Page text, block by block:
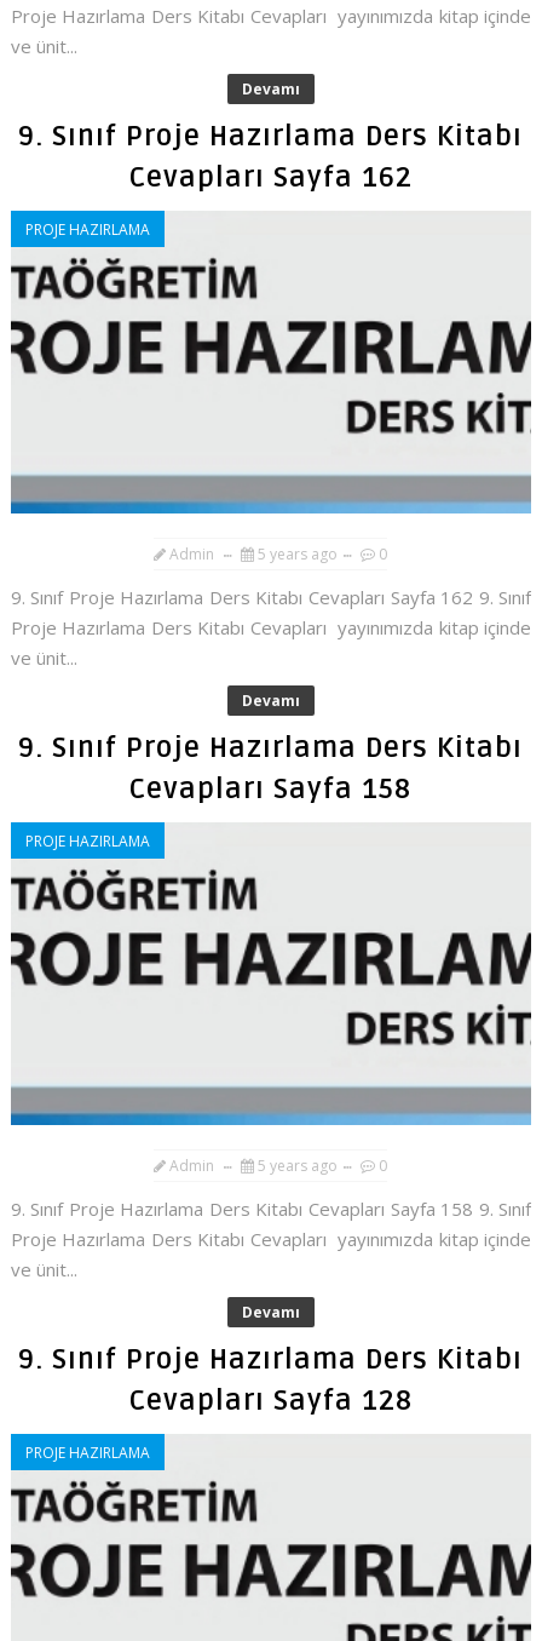
Proje Hazırlama Ders Kitabı Cevapları yayınımızda kitap içinde
ve ünit...
Devamı
9. Sınıf Proje Hazırlama Ders Kitabı
Cevapları Sayfa 162
PROJE HAZIRLAMA
Admin 5 years ago 0
9. Sınıf Proje Hazırlama Ders Kitabı Cevapları Sayfa 162 9. Sınıf
Proje Hazırlama Ders Kitabı Cevapları yayınımızda kitap içinde
ve ünit...
Devamı
9. Sınıf Proje Hazırlama Ders Kitabı
Cevapları Sayfa 158
PROJE HAZIRLAMA
Admin 5 years ago 0
9. Sınıf Proje Hazırlama Ders Kitabı Cevapları Sayfa 158 9. Sınıf
Proje Hazırlama Ders Kitabı Cevapları yayınımızda kitap içinde
ve ünit...
Devamı
9. Sınıf Proje Hazırlama Ders Kitabı
Cevapları Sayfa 128
PROJE HAZIRLAMA